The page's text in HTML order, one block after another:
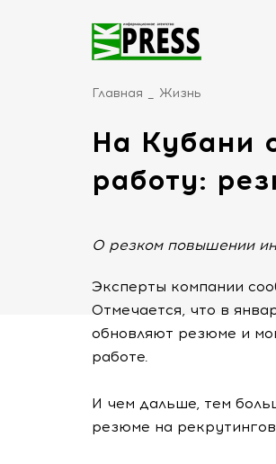
Главная Жизнь
На Кубани
работу:
О резком повышении
Эксперты компании
Отмечается, что в
обновляют резюме и
работе.
И чем дальше, тем
резюме на